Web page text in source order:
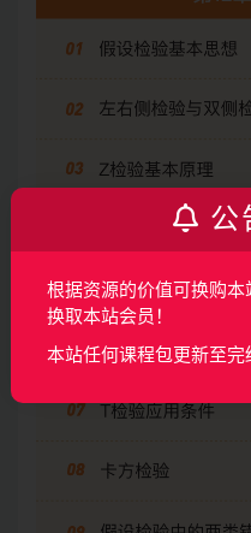
公
根据资源的价值可换购本
换取本站会员！
本站任何课程包更新至完